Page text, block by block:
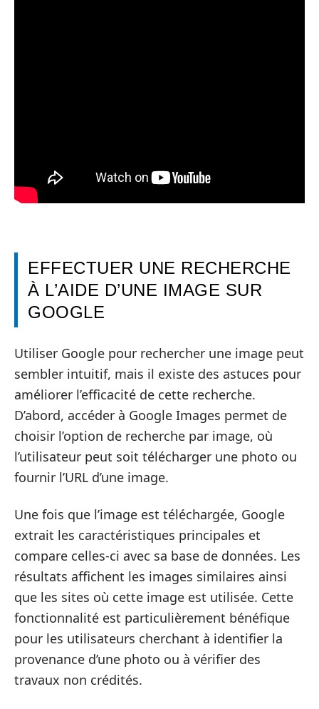
EFFECTUER UNE RECHERCHE
À L’AIDE D’UNE IMAGE SUR
GOOGLE
Utiliser Google pour rechercher une image peut
sembler intuitif, mais il existe des astuces pour
améliorer l’efficacité de cette recherche.
D’abord, accéder à Google Images permet de
choisir l’option de recherche par image, où
l’utilisateur peut soit télécharger une photo ou
fournir l’URL d’une image.
Une fois que l’image est téléchargée, Google
extrait les caractéristiques principales et
compare celles-ci avec sa base de données. Les
résultats affichent les images similaires ainsi
que les sites où cette image est utilisée. Cette
fonctionnalité est particulièrement bénéfique
pour les utilisateurs cherchant à identifier la
provenance d’une photo ou à vérifier des
travaux non crédités.